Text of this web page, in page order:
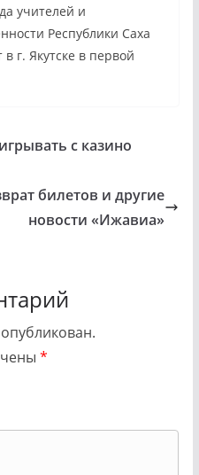
учителей и
Республики Саха
г. Якутске в первой
с казино
билетов и другие
новости «Ижавиа»
*